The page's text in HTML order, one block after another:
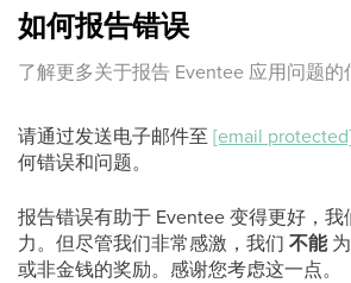
如何报告错误
了解更多关于报告 Eventee 应用问题的
请通过发送电子邮件至 [email
何错误和问题。
报告错误有助于 Eventee 变得更好，
力。但尽管我们非常感激，我们 不能
或非金钱的奖励。感谢您考虑这一点。